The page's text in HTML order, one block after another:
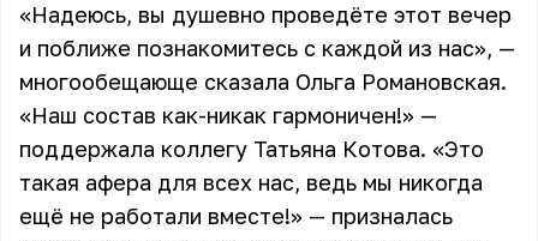
«Надеюсь, вы душевно проведёте этот вечер
и поближе познакомитесь с каждой из нас», —
многообещающе сказала Ольга Романовская.
«Наш состав как-никак гармоничен!» —
поддержала коллегу Татьяна Котова. «Это
такая афера для всех нас, ведь мы никогда
ещё не работали вместе!» — призналась